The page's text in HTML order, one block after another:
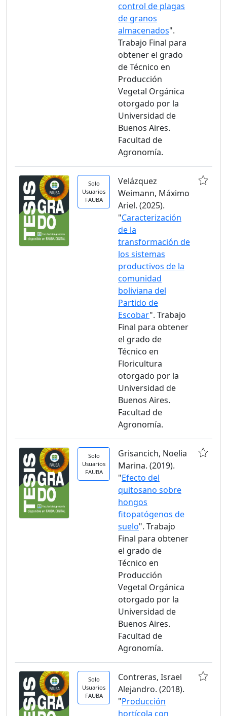
control de plagas
de granos
almacenados".
Trabajo Final para
obtener el grado
de Técnico en
Producción
Vegetal Orgánica
otorgado por la
Universidad de
Buenos Aires.
Facultad de
Agronomía.
Solo
Usuarios
FAUBA
Velázquez
Weimann, Máximo
Ariel. (2025).
"Caracterización
de la
transformación de
los sistemas
productivos de la
comunidad
boliviana del
Partido de
Escobar". Trabajo
Final para obtener
el grado de
Técnico en
Floricultura
otorgado por la
Universidad de
Buenos Aires.
Facultad de
Agronomía.
Solo
Usuarios
FAUBA
Grisancich, Noelia
Marina. (2019).
"Efecto del
quitosano sobre
hongos
fitopatógenos de
suelo". Trabajo
Final para obtener
el grado de
Técnico en
Producción
Vegetal Orgánica
otorgado por la
Universidad de
Buenos Aires.
Facultad de
Agronomía.
Solo
Usuarios
FAUBA
Contreras, Israel
Alejandro. (2018).
"Producción
hortícola con